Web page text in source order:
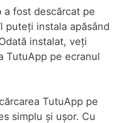
a fost descărcat pe
puteți instala apăsând
instalat, veți
TutuApp pe ecranul
TutuApp pe
simplu și ușor. Cu